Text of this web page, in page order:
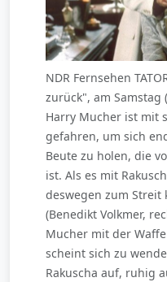
NDR Fernsehen
zurück", am Samstag
Harry Mucher ist mit
gefahren, um sich
Beute zu holen, die
ist. Als es mit
deswegen zum Streit
(Benedikt Volkmer,
Mucher mit der
scheint sich zu
Rakuscha auf, ruhig